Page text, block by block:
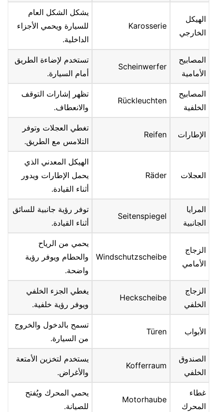
الهيكل
الخارجي
Karosserie
يشكل الشكل العام
للسيارة ويحمي الأجزاء
الداخلية.
المصابيح
الأمامية
Scheinwerfer
تستخدم لإضاءة الطريق
أمام السيارة.
المصابيح
الخلفية
Rückleuchten
تظهر إشارات التوقف
والانعطاف.
الإطارات Reifen
تغطي العجلات وتوفر
التلامس مع الطريق.
العجلات Räder
الهيكل المعدني الذي
يحمل الإطارات ويدور
أثناء القيادة.
المرايا
الجانبية
Seitenspiegel
توفر رؤية جانبية للسائق
أثناء القيادة.
الزجاج
الأمامي
Windschutzscheibe
يحمي من الرياح
والحطام ويوفر رؤية
واضحة.
الزجاج
الخلفي
Heckscheibe
يغطي الجزء الخلفي
ويوفر رؤية خلفية.
الأبواب Türen
تسمح بالدخول والخروج
من السيارة.
الصندوق
الخلفي
Kofferraum
يستخدم لتخزين الأمتعة
والأغراض.
غطاء
المحرك
Motorhaube
يحمي المحرك ويُفتح
للصيانة.